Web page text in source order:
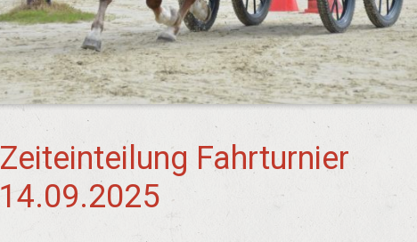
Zeiteinteilung Fahrturnier
14.09.2025